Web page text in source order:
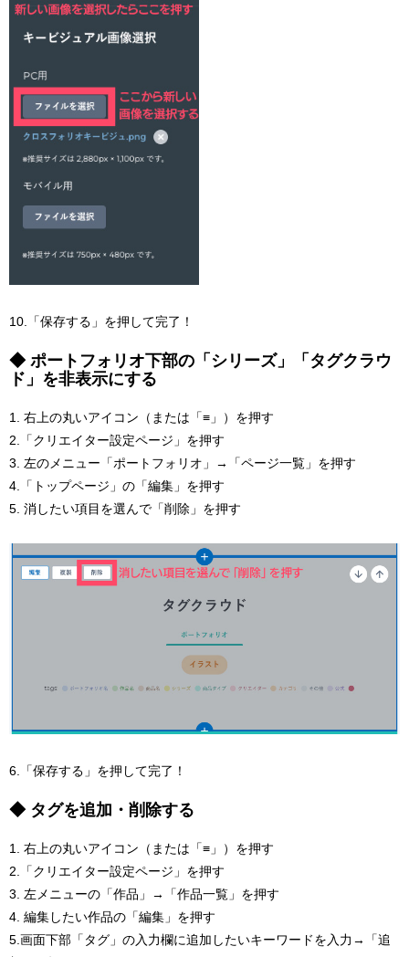
10.「保存する」を押して完了！
◆ ポートフォリオ下部の「シリーズ」「タグクラウ
ド」を非表示にする
1. 右上の丸いアイコン（または「≡」）を押す
2.「クリエイター設定ページ」を押す
3. 左のメニュー「ポートフォリオ」→「ページ一覧」を押す
4.「トップページ」の「編集」を押す
5. 消したい項目を選んで「削除」を押す
6.「保存する」を押して完了！
◆ タグを追加・削除する
1. 右上の丸いアイコン（または「≡」）を押す
2.「クリエイター設定ページ」を押す
3. 左メニューの「作品」→「作品一覧」を押す
4. 編集したい作品の「編集」を押す
5.画面下部「タグ」の入力欄に追加したいキーワードを入力→「追